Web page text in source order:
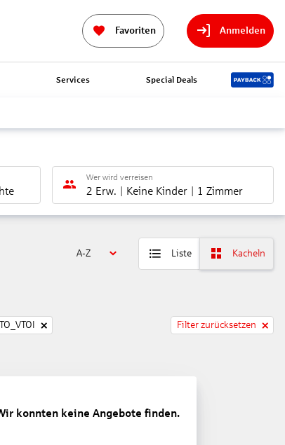
Favoriten Anmelden
Services Special Deals
Wer wird verreisen
2 Erw. Keine Kinder 1 Zimmer
A-Z Liste Kacheln
Filter zurücksetzen
konnten keine Angebote finden.